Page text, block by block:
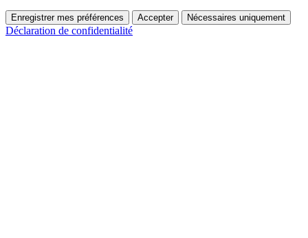
Enregistrer mes préférences Accepter Nécessaires uniquement
Déclaration de confidentialité